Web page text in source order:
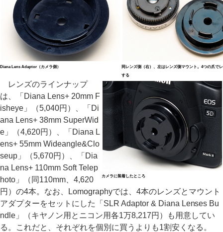
Diana Lens Adaptor（カメラ側）
同レンズ側（右）、左はレンズ側マウント。4つの爪で
する
カメラに装着したところ
レンズのラインナップ
は、「Diana Lens+ 20mm F
isheye」（5,040円）、「Di
ana Lens+ 38mm SuperWid
e」（4,620円）、「Diana L
ens+ 55mm Wideangle&Clo
seup」（5,670円）、「Dia
na Lens+ 110mm Soft Telep
hoto」（同110mm、4,620
円）の4本。なお、Lomographyでは、4本のレンズとマウント
アダプターをセットにした「SLR Adaptor & Diana Lenses Bu
ndle」（キヤノン用とニコン用各1万8,217円）も用意してい
る。これだと、それぞれを個別に買うよりも1割安くなる。